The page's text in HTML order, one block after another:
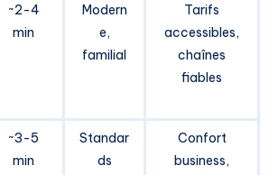
~2-4
min
Modern
e,
familial
Tarifs
accessibles,
chaînes
fiables
~3-5
min
Standar
ds
Confort
business,